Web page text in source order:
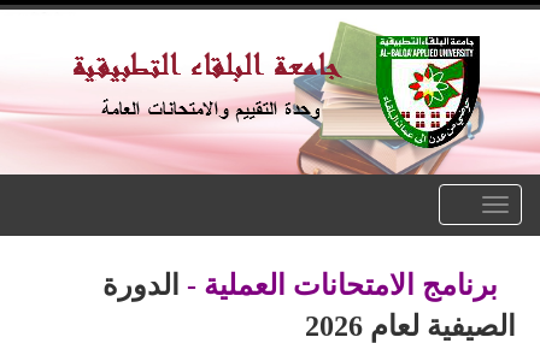
navigation
برنامج الامتحانات العملية - الدورة
الصيفية لعام 2026